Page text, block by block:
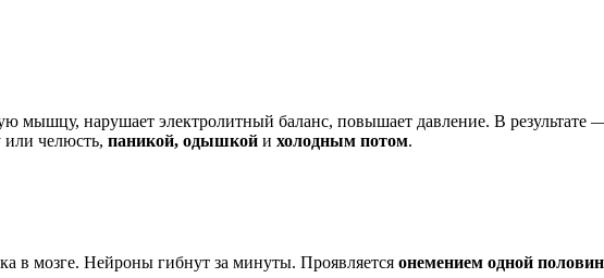
мышцу, нарушает электролитный баланс, повышает давление. В результате
челюсть, паникой, одышкой и холодным потом.
в мозге. Нейроны гибнут за минуты. Проявляется онемением одной